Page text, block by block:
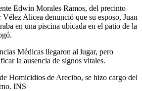
Edwin Morales Ramos, del precinto
Alicea denunció que su esposo, Juan
en una piscina ubicada en el patio de la
Médicas llegaron al lugar, pero
la ausencia de signos vitales.
Homicidios de Arecibo, se hizo cargo del
INS